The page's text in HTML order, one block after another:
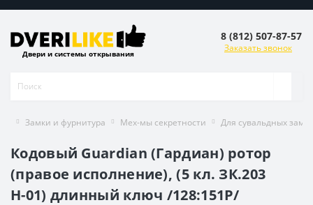
Двери и системы открывания
8 (812) 507-87-57
Заказать звонок
Замки и фурнитура Мех-мы секретности Для сувальдных
Кодовый Guardian (Гардиан) ротор
(правое исполнение), (5 кл. ЗК.203
Н-01) длинный ключ /128:151Р/